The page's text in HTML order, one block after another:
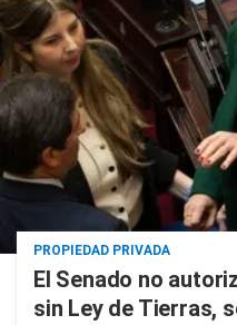
PROPIEDAD PRIVADA
El Senado no
sin Ley de Tierras,